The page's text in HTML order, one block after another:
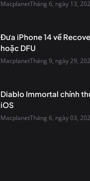
MacplanetTháng 6, ngày 13,
Đưa iPhone 14 về
hoặc DFU
MacplanetTháng 9, ngày 29,
Diablo Immortal chính
iOS
MacplanetTháng 6, ngày 03,